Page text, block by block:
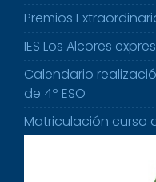
Premios
IES Los Alcores
Calendario
de 4º ESO
Matriculación curso